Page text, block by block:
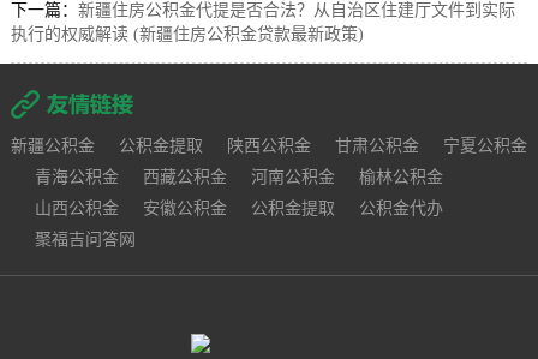
下一篇： 新疆住房公积金代提是否合法？从自治区住建厅文件到实际
执行的权威解读 (新疆住房公积金贷款最新政策)
新疆公积金 公积金提取 陕西公积金 甘肃公积金
宁夏公积金
青海公积金
西藏公积金 河南公积金
榆林公积金
山西公积金
安徽公积金 公积金提取
公积金代办
聚福吉问答网